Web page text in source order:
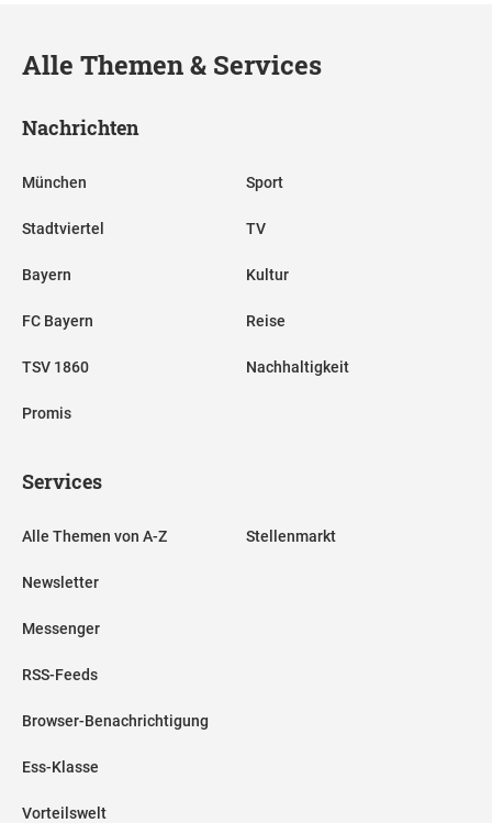
Alle Themen & Services
Nachrichten
München
Stadtviertel
Bayern
FC Bayern
TSV 1860
Promis
Sport
TV
Kultur
Reise
Nachhaltigkeit
Services
Alle Themen von A-Z
Newsletter
Messenger
RSS-Feeds
Browser-Benachrichtigung
Ess-Klasse
Vorteilswelt
Stellenmarkt